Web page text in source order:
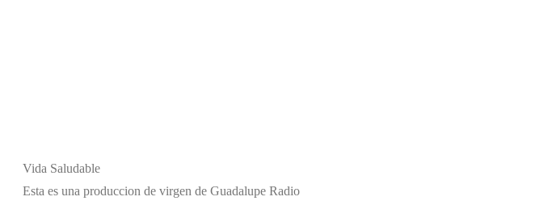
Vida Saludable
Esta es una produccion de virgen de Guadalupe Radio